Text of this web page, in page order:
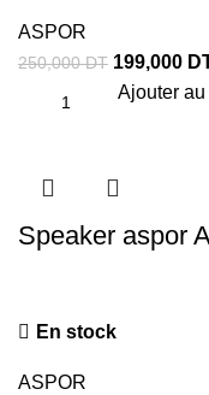
ASPOR
250,000DT 199,000
Ajouter
Speaker aspor
En stock
ASPOR